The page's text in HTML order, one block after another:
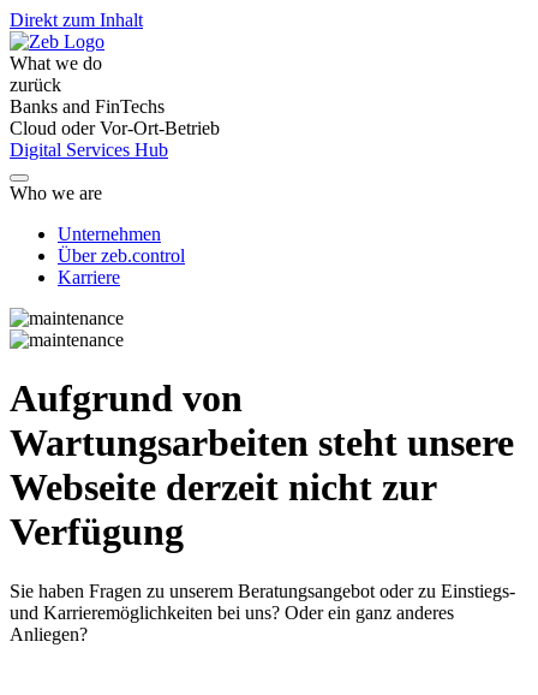
Direkt zum Inhalt
What we do
zurück
Banks and FinTechs
Cloud oder Vor-Ort-Betrieb
Digital Services Hub
Who we are
Unternehmen
Über zeb.control
Karriere
Aufgrund von
Wartungsarbeiten steht unsere
Webseite derzeit nicht zur
Verfügung
Sie haben Fragen zu unserem Beratungsangebot oder zu Einstiegs-
und Karrieremöglichkeiten bei uns? Oder ein ganz anderes
Anliegen?